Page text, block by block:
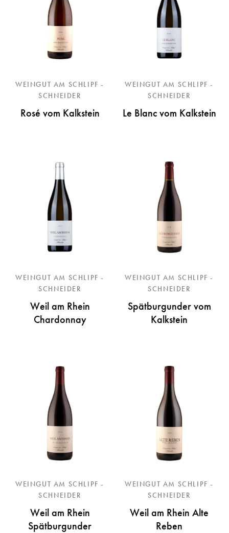
WEINGUT AM SCHLIPF -
SCHNEIDER
Rosé vom Kalkstein
WEINGUT AM SCHLIPF -
SCHNEIDER
Le Blanc vom Kalkstein
WEINGUT AM SCHLIPF -
SCHNEIDER
Weil am Rhein
Chardonnay
WEINGUT AM SCHLIPF -
SCHNEIDER
Spätburgunder vom
Kalkstein
WEINGUT AM SCHLIPF -
SCHNEIDER
Weil am Rhein
Spätburgunder
WEINGUT AM SCHLIPF -
SCHNEIDER
Weil am Rhein Alte
Reben